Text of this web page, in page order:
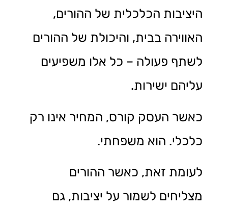
היציבות הכלכלית של ההורים,
האווירה בבית, והיכולת של ההורים
לשתף פעולה – כל אלו משפיעים
עליהם ישירות.
כאשר העסק קורס, המחיר אינו רק
כלכלי. הוא משפחתי.
לעומת זאת, כאשר ההורים
מצליחים לשמור על יציבות, גם